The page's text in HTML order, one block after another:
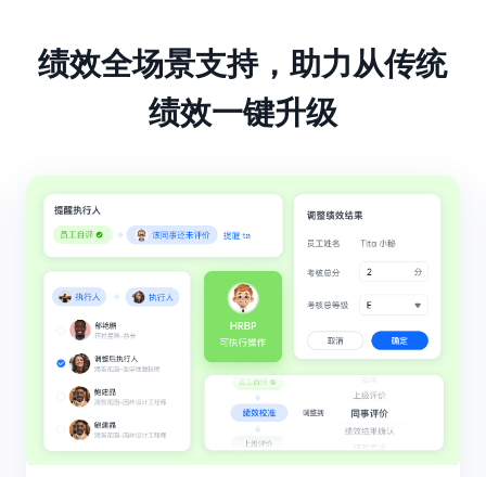
绩效全场景支持，助力从传统
绩效一键升级